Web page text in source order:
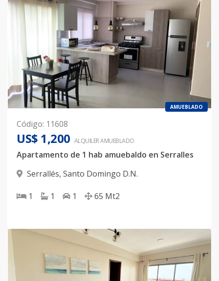
AMUEBLADO
Código: 11608
US$ 1,200 ALQUILERAMUEBLADO
Apartamento de 1 hab amuebaldo en Serralles
Serrallés, Santo Domingo D.N.
1 1 1 65 Mt2